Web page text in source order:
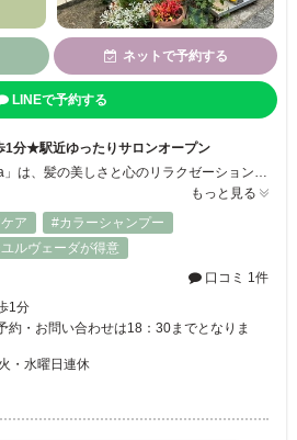
ネットで予約する
LINEで予約する
1分★駅近ゆったりサロンオープン
「Hair & Heart Salon Blanca」は、髪の美しさと心のリラクゼーションを同時に叶えるサロンです。一人ひとりのお悩みや希望に寄り添い、髪質改善を目指す丁寧な施術と、リラックスできる心地よい空間をご提供します。
もっと見る
ア
#カラーシャンプー
ルヴェーダが得意
口コミ 1件
1分
約・お問い合わせは18：30までとなりま
・水曜日連休